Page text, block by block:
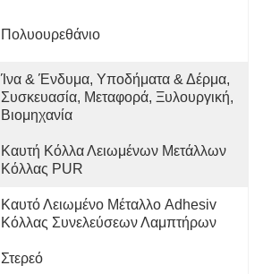
Πολυουρεθάνιο
Ίνα & Ένδυμα, Υποδήματα & Δέρμα,
Συσκευασία, Μεταφορά, Ξυλουργική,
Βιομηχανία
Καυτή Κόλλα Λειωμένων Μετάλλων
Κόλλας PUR
Καυτό Λειωμένο Μέταλλο Adhesiv
Κόλλας Συνελεύσεων Λαμπτήρων
Στερεό